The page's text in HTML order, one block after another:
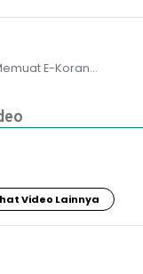
E-Koran...
Video Lainnya